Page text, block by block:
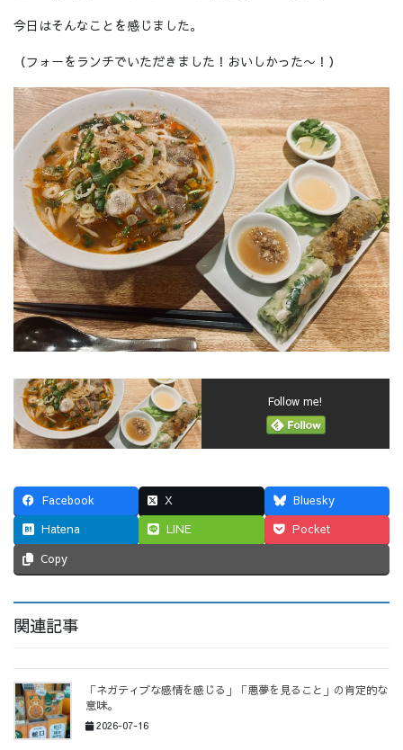
今日はそんなことを感じました。
（フォーをランチでいただきました！おいしかった〜！）
Follow me!
Facebook X
Bluesky
Hatena
LINE
Pocket
Copy
関連記事
「ネガティブな感情を感じる」「悪夢を見ること」の肯定的な
意味。
2026-07-16